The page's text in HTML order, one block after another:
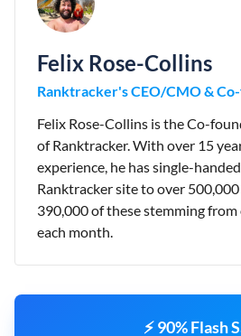
Felix Rose-Collins
Ranktracker's CEO/CMO &
Felix Rose-Collins is the Co-
of Ranktracker. With over 15
experience, he has single-
Ranktracker site to over
390,000 of these stemming from
each month.
⚡ 90% Flash